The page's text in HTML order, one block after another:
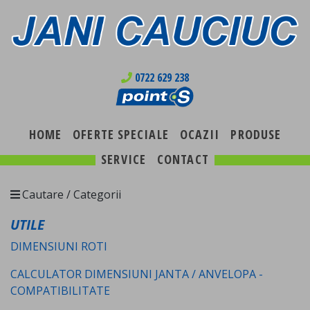
0722 629 238
HOME OFERTE SPECIALE OCAZII
PRODUSE
SERVICE
CONTACT
Cautare / Categorii
UTILE
DIMENSIUNI ROTI
CALCULATOR DIMENSIUNI JANTA / ANVELOPA -
COMPATIBILITATE